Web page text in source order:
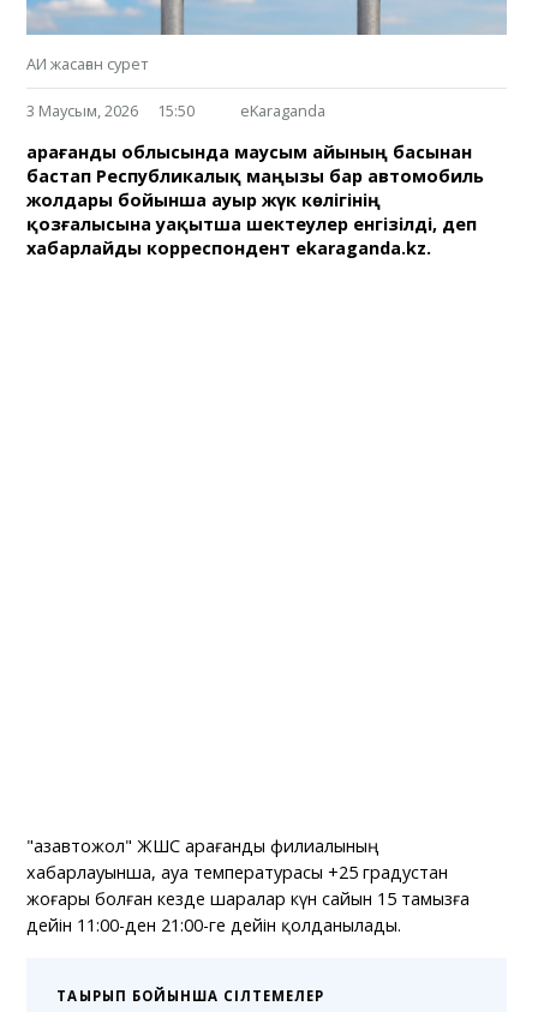
АИ жасаған сурет
3 Маусым, 2026 15:50 eKaraganda
Қарағанды облысында маусым айының басынан
бастап Республикалық маңызы бар автомобиль
жолдары бойынша ауыр жүк көлігінің
қозғалысына уақытша шектеулер енгізілді, деп
хабарлайды корреспондент ekaragаnda.kz.
"Қазавтожол" ЖШС Қарағанды филиалының
хабарлауынша, ауа температурасы +25 градустан
жоғары болған кезде шаралар күн сайын 15 тамызға
дейін 11:00-ден 21:00-ге дейін қолданылады.
ТАҚЫРЫП БОЙЫНША СІЛТЕМЕЛЕР